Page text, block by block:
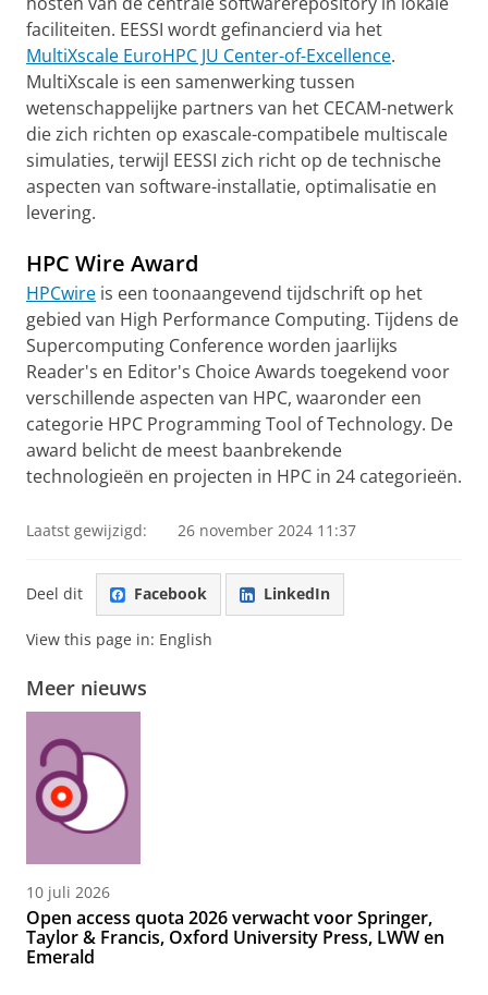
faciliteiten. EESSI wordt gefinancierd via het
MultiXscale EuroHPC JU Center-of-Excellence.
MultiXscale is een samenwerking tussen
wetenschappelijke partners van het CECAM-netwerk
die zich richten op exascale-compatibele multiscale
simulaties, terwijl EESSI zich richt op de technische
aspecten van software-installatie, optimalisatie en
levering.
HPC Wire Award
HPCwire is een toonaangevend tijdschrift op het
gebied van High Performance Computing. Tijdens de
Supercomputing Conference worden jaarlijks
Reader's en Editor's Choice Awards toegekend voor
verschillende aspecten van HPC, waaronder een
categorie HPC Programming Tool of Technology. De
award belicht de meest baanbrekende
technologieën en projecten in HPC in 24 categorieën.
Laatst gewijzigd: 26 november 2024 11:37
Deel dit Facebook LinkedIn
View this page in: English
Meer nieuws
10 juli 2026
Open access quota 2026 verwacht voor Springer,
Taylor & Francis, Oxford University Press, LWW en
Emerald